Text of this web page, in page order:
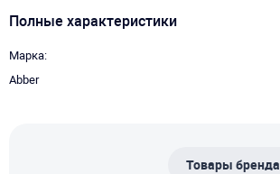
Полные характеристики
Марка
Abber
Товары бренда